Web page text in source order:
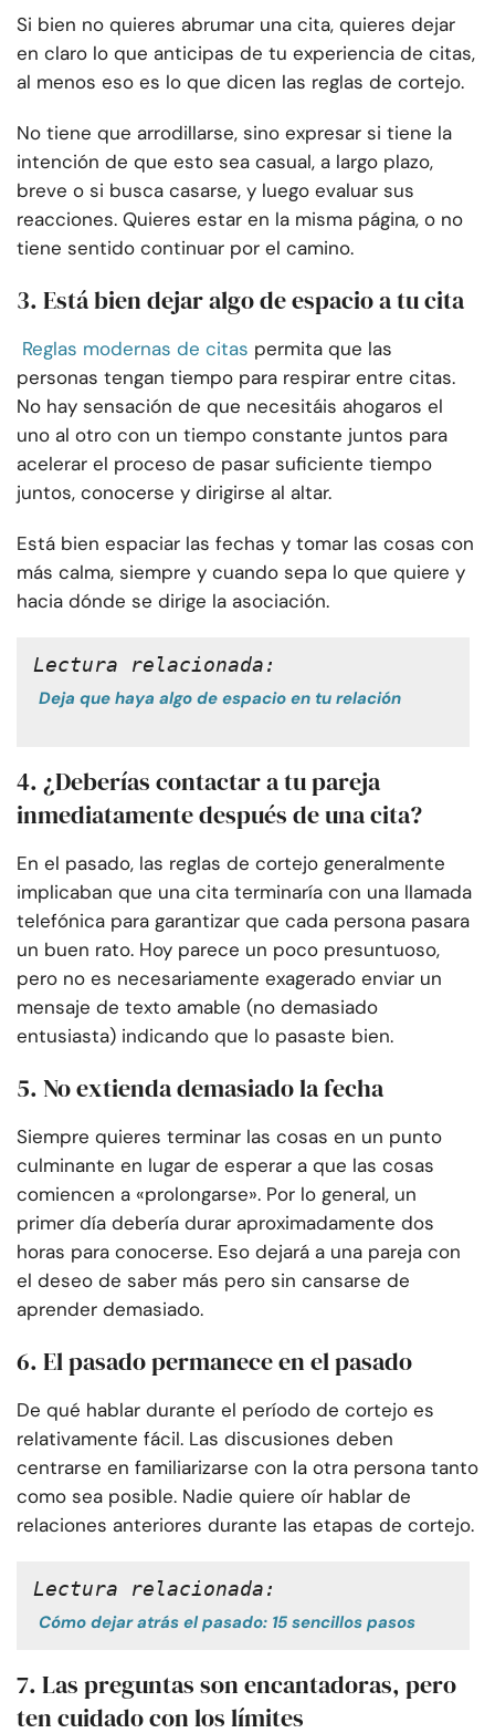
Si bien no quieres abrumar una cita, quieres dejar
en claro lo que anticipas de tu experiencia de citas,
al menos eso es lo que dicen las reglas de cortejo.
No tiene que arrodillarse, sino expresar si tiene la
intención de que esto sea casual, a largo plazo,
breve o si busca casarse, y luego evaluar sus
reacciones. Quieres estar en la misma página, o no
tiene sentido continuar por el camino.
3. Está bien dejar algo de espacio a tu cita
Reglas modernas de citas permita que las
personas tengan tiempo para respirar entre citas.
No hay sensación de que necesitáis ahogaros el
uno al otro con un tiempo constante juntos para
acelerar el proceso de pasar suficiente tiempo
juntos, conocerse y dirigirse al altar.
Está bien espaciar las fechas y tomar las cosas con
más calma, siempre y cuando sepa lo que quiere y
hacia dónde se dirige la asociación.
Lectura relacionada:
Deja que haya algo de espacio en tu relación
4. ¿Deberías contactar a tu pareja
inmediatamente después de una cita?
En el pasado, las reglas de cortejo generalmente
implicaban que una cita terminaría con una llamada
telefónica para garantizar que cada persona pasara
un buen rato. Hoy parece un poco presuntuoso,
pero no es necesariamente exagerado enviar un
mensaje de texto amable (no demasiado
entusiasta) indicando que lo pasaste bien.
5. No extienda demasiado la fecha
Siempre quieres terminar las cosas en un punto
culminante en lugar de esperar a que las cosas
comiencen a «prolongarse». Por lo general, un
primer día debería durar aproximadamente dos
horas para conocerse. Eso dejará a una pareja con
el deseo de saber más pero sin cansarse de
aprender demasiado.
6. El pasado permanece en el pasado
De qué hablar durante el período de cortejo es
relativamente fácil. Las discusiones deben
centrarse en familiarizarse con la otra persona tanto
como sea posible. Nadie quiere oír hablar de
relaciones anteriores durante las etapas de cortejo.
Lectura relacionada:
Cómo dejar atrás el pasado: 15 sencillos pasos
7. Las preguntas son encantadoras, pero
ten cuidado con los límites